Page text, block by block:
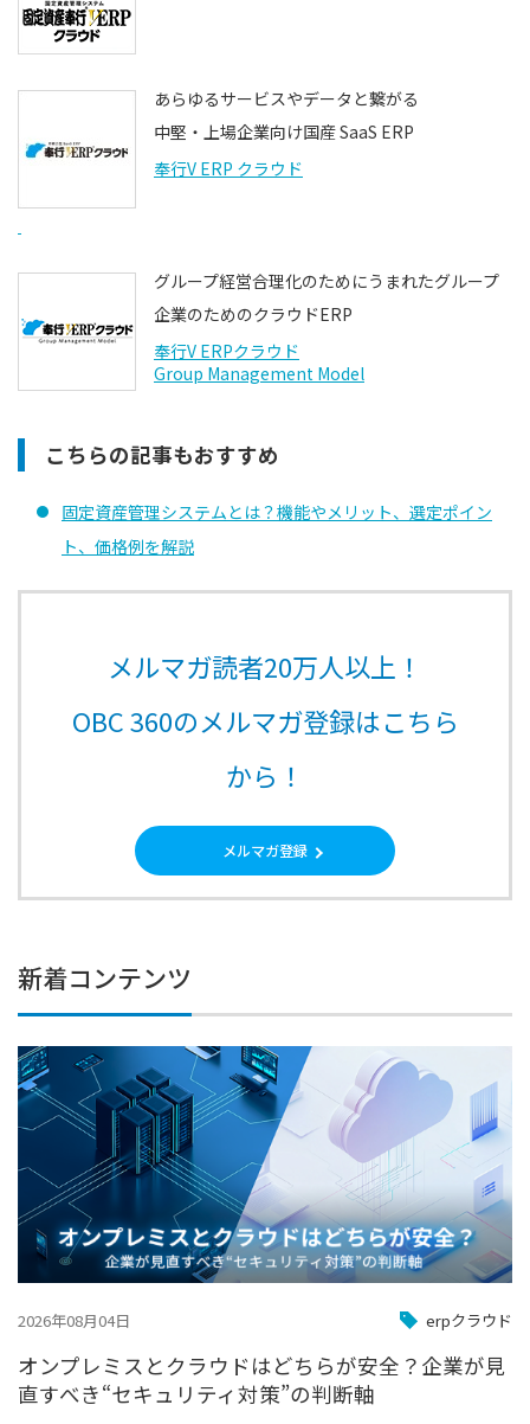
あらゆるサービスやデータと繋がる
中堅・上場企業向け国産 SaaS ERP
奉行V ERP クラウド
グループ経営合理化のためにうまれたグループ
企業のためのクラウドERP
奉行V ERPクラウド
Group Management Model
こちらの記事もおすすめ
固定資産管理システムとは？機能やメリット、選定ポイン
ト、価格例を解説
メルマガ読者20万人以上！
OBC 360のメルマガ登録はこちら
から！
メルマガ登録
新着コンテンツ
2026年08月04日 erpクラウド
オンプレミスとクラウドはどちらが安全？企業が見
直すべき“セキュリティ対策”の判断軸